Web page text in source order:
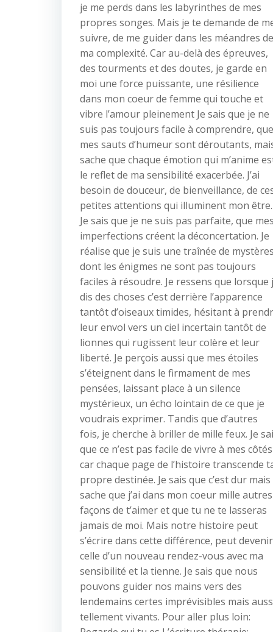
je me perds dans les labyrinthes de mes
propres songes. Mais je te demande de
suivre, de me guider dans les méandres de
ma complexité. Car au-delà des épreuves,
des tourments et des doutes, je garde en
moi une force puissante, une résilience
dans mon coeur de femme qui touche et
vibre l’amour pleinement Je sais que je ne
suis pas toujours facile à comprendre, que
mes sauts d’humeur sont déroutants,
sache que chaque émotion qui m’anime
le reflet de ma sensibilité exacerbée. J’ai
besoin de douceur, de bienveillance, de
petites attentions qui illuminent mon être.
Je sais que je ne suis pas parfaite, que mes
imperfections créent la déconcertation. Je
réalise que je suis une traînée de mystères
dont les énigmes ne sont pas toujours
faciles à résoudre. Je ressens que lorsque
dis des choses c’est derrière l’apparence
tantôt d’oiseaux timides, hésitant à
leur envol vers un ciel incertain tantôt de
lionnes qui rugissent leur colère et leur
liberté. Je perçois aussi que mes étoiles
s’éteignent dans le firmament de mes
pensées, laissant place à un silence
mystérieux, un écho lointain de ce que je
voudrais exprimer. Tandis que d’autres
fois, je cherche à briller de mille feux. Je
que ce n’est pas facile de vivre à mes côtés
car chaque page de l’histoire transcende
propre destinée. Je sais que c’est dur mais
sache que j’ai dans mon coeur mille autres
façons de t’aimer et que tu ne te lasseras
jamais de moi. Mais notre histoire peut
s’écrire dans cette différence, peut devenir
celle d’un nouveau rendez-vous avec ma
sensibilité et la tienne. Je sais que nous
pouvons guider nos mains vers des
lendemains certes imprévisibles mais
tellement vivants. Pour aller plus loin: